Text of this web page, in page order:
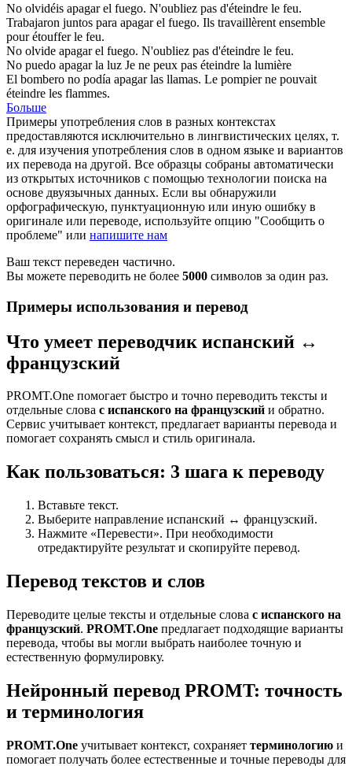
No olvidéis apagarel fuego. N'oubliez pas d'éteindre le feu.
Trabajaron juntos para apagarel fuego. Ils travaillèrent ensemble
pourétoufferle feu.
No olvide apagarel fuego. N'oubliez pas d'éteindre le feu.
No puedo apagarla luz Je ne peux pas éteindre la lumière
El bombero no podía apagarlas llamas. Le pompier ne pouvait
éteindre les flammes.
Больше
Примеры употребления слов в разных контекстах
предоставляются исключительно в лингвистических целях, т.
е. для изучения употребления слов в одном языке и вариантов
их перевода на другой. Все образцы собраны автоматически
из открытых источников с помощью технологии поиска на
основе двуязычных данных. Если вы обнаружили
орфографическую, пунктуационную или иную ошибку в
оригинале или переводе, используйте опцию "Сообщить о
проблеме" или напишите нам
Ваш текст переведен частично.
Вы можете переводить не более 5000 символов за один раз.
Примеры использования и перевод
Что умеет переводчик испанский ↔
французский
PROMT.One помогает быстро и точно переводить тексты и
отдельные слова с испанского на французский и обратно.
Сервис учитывает контекст, предлагает варианты перевода и
помогает сохранять смысл и стиль оригинала.
Как пользоваться: 3 шага к переводу
Вставьте текст.
Выберите направление испанский ↔ французский.
Нажмите «Перевести». При необходимости
отредактируйте результат и скопируйте перевод.
Перевод текстов и слов
Переводите целые тексты и отдельные слова с испанского на
французский. PROMT.One предлагает подходящие варианты
перевода, чтобы вы могли выбрать наиболее точную и
естественную формулировку.
Нейронный перевод PROMT: точность
и терминология
PROMT.One учитывает контекст, сохраняет терминологию и
помогает получать более естественные и точные переводы для